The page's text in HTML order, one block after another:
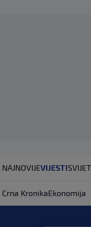
NAJNOVIJEVIJESTISVIJET
Crna KronikaEkonomija